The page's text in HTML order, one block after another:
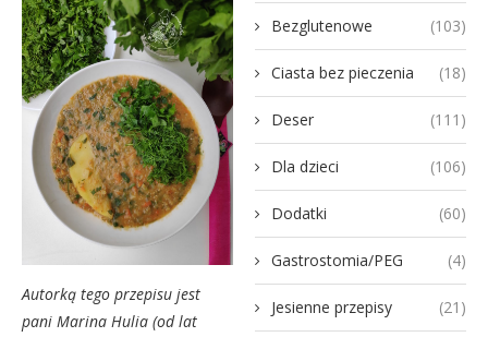
Autorką tego przepisu jest
pani Marina Hulia (od lat
Bezglutenowe (103)
Ciasta bez pieczenia (18)
Deser (111)
Dla dzieci (106)
Dodatki (60)
Gastrostomia/PEG (4)
Jesienne przepisy (21)